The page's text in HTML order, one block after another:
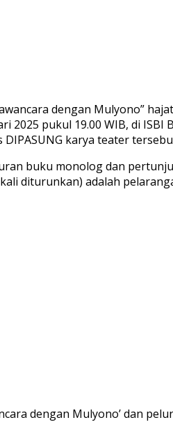
dengan Mulyono”
2025 pukul 19.00 WIB, di
karya teater
buku monolog dan
diturunkan) adalah
dengan Mulyono’ dan